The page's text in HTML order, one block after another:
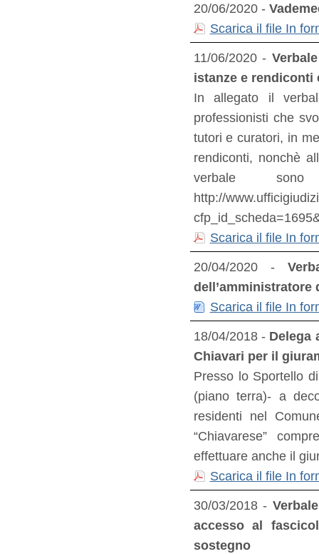
20/06/2020 -
Scarica il file In
11/06/2020 -
istanze e rendiconti
In allegato il
professionisti che
tutori e curatori, in
rendiconti, nonchè
verbale
http://
Scarica il file In
20/04/2020 -
dell’amministratore
Scarica il file In
18/04/2018 - Delega
Chiavari per il
Presso lo Sportello
(piano terra)- a
residenti nel
“Chiavarese”
effettuare anche il
Scarica il file In
30/03/2018 -
accesso al
sostegno